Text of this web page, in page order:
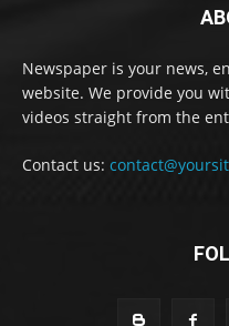
Newspaper is your news,
website. We provide you
videos straight from the
Contact us: